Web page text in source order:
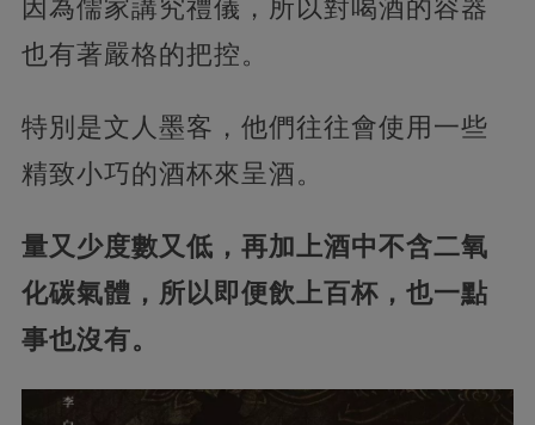
因為儒家講究禮儀，所以對喝酒的容器
也有著嚴格的把控。
特別是文人墨客，他們往往會使用一些
精致小巧的酒杯來呈酒。
量又少度數又低，再加上酒中不含二氧
化碳氣體，所以即便飲上百杯，也一點
事也沒有。